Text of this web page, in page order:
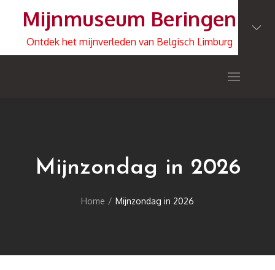
content
Mijnmuseum Beringen
Ontdek het mijnverleden van Belgisch Limburg
Mijnzondag in 2026
Home Mijnzondag in 2026